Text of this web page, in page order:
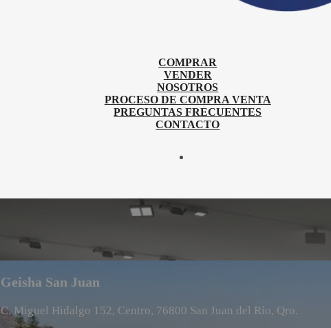
COMPRAR
VENDER
NOSOTROS
PROCESO DE COMPRA VENTA
PREGUNTAS FRECUENTES
CONTACTO
Geisha San Juan
C. Miguel Hidalgo 152, Centro, 76800 San Juan del Río, Qro.